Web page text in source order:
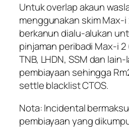
Untuk overlap akaun
menggunakan skim Max-i
berkanun dialu-alukan
pinjaman peribadi Max-i
TNB, LHDN, SSM dan
pembiayaan sehingga
settle blacklist CTOS.
Nota: Incidental
pembiayaan yang